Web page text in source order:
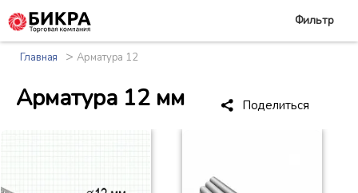
Главная >Арматура 12
Арматура 12 мм Поделиться
Фильтр